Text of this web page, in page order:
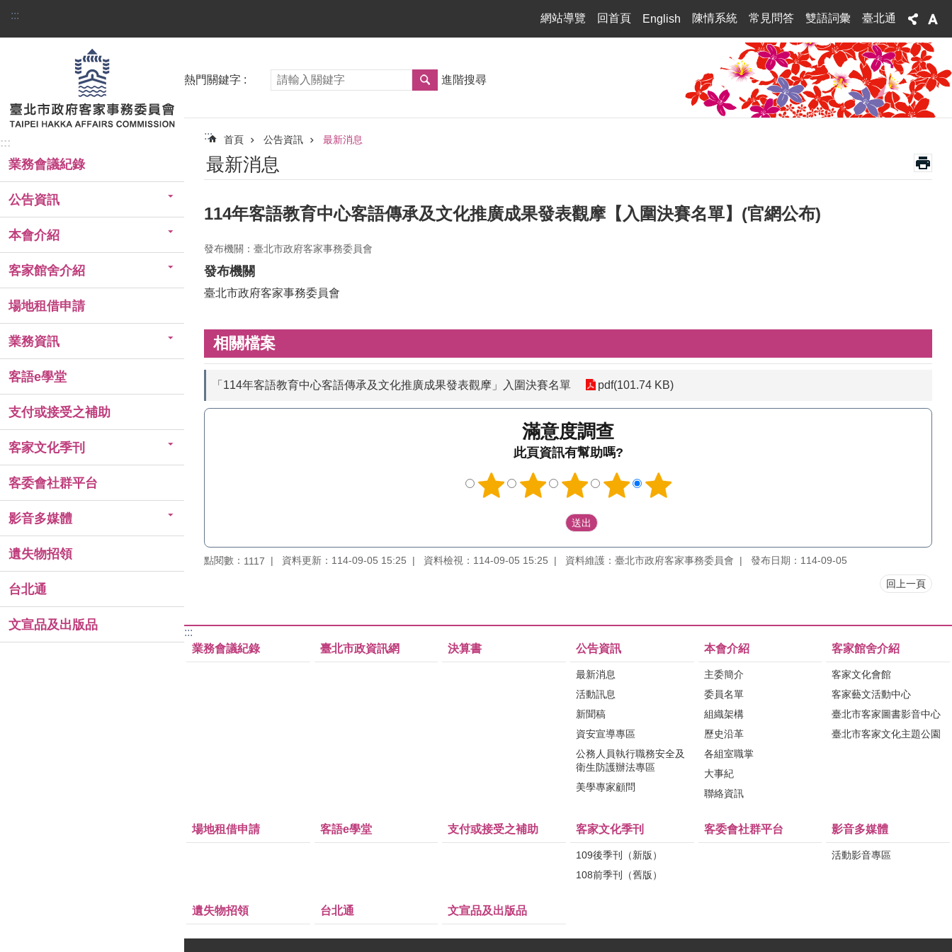
跳到主要內容區塊
::: 網站導覽 回首頁 English 陳情系統 常見問答 雙語詞彙 臺北通
:::
業務會議紀錄
公告資訊
本會介紹
客家館舍介紹
場地租借申請
業務資訊
客語e學堂
支付或接受之補助
客家文化季刊
客委會社群平台
影音多媒體
遺失物招領
台北通
文宣品及出版品
熱門關鍵字 進階搜尋
::: 首頁 公告資訊 最新消息
最新消息
114年客語教育中心客語傳承及文化推廣成果發表觀摩【入圍決賽名單】(官網公布)
發布機關：臺北市政府客家事務委員會
發布機關
臺北市政府客家事務委員會
相關檔案
「114年客語教育中心客語傳承及文化推廣成果發表觀摩」入圍決賽名單 pdf(101.74 KB)
滿意度調查
此頁資訊有幫助嗎?
點閱數： 1117 資料更新：114-09-05 15:25 資料檢視：114-09-05 15:25 資料維護：臺北市政府客家事務委員會 發布日期：114-09-05
回上一頁
:::
業務會議紀錄
臺北市政資訊網 決算書 公告資訊
最新消息
活動訊息
新聞稿
資安宣導專區
公務人員執行職務安全及
衛生防護辦法專區
美學專家顧問
本會介紹
主委簡介
委員名單
組織架構
歷史沿革
各組室職掌
大事紀
聯絡資訊
客家館舍介紹
客家文化會館
客家藝文活動中心
臺北市客家圖書影音中心
臺北市客家文化主題公園
場地租借申請 客語e學堂 支付或接受之補助 客家文化季刊
109後季刊（新版）
108前季刊（舊版）
客委會社群平台 影音多媒體
活動影音專區
遺失物招領 台北通 文宣品及出版品